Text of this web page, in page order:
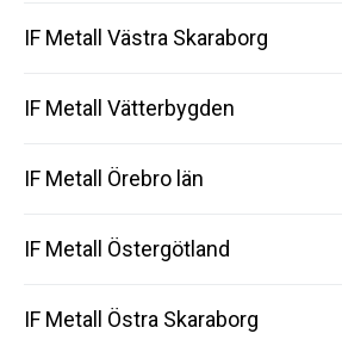
IF Metall Västra Skaraborg
IF Metall Vätterbygden
IF Metall Örebro län
IF Metall Östergötland
IF Metall Östra Skaraborg